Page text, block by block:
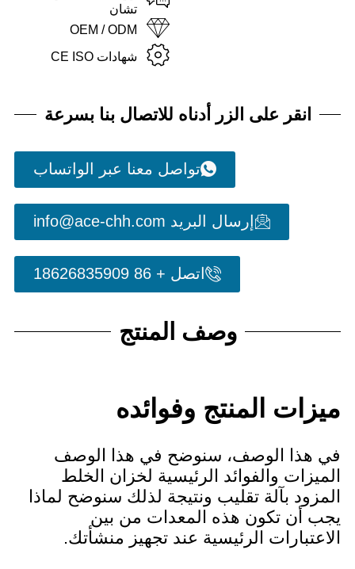
تشان
OEM / ODM
شهادات CE ISO
انقر على الزر أدناه للاتصال بنا بسرعة
تواصل معنا عبر الواتساب
إرسال البريد info@ace-chh.com
اتصل + 86 18626835909
وصف المنتج
ميزات المنتج وفوائده
في هذا الوصف، سنوضح في هذا الوصف
الميزات والفوائد الرئيسية لخزان الخلط
المزود بآلة تقليب ونتيجة لذلك سنوضح لماذا
يجب أن تكون هذه المعدات من بين
الاعتبارات الرئيسية عند تجهيز منشأتك.